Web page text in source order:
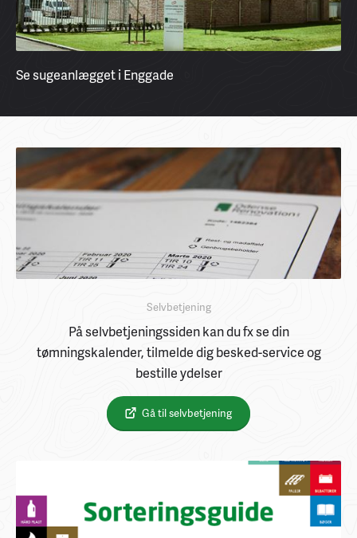
Se sugeanlægget i Enggade
Selvbetjening
På selvbetjeningssiden kan du fx se din
tømningskalender, tilmelde dig besked-service og
bestille ydelser
Gå til selvbetjening